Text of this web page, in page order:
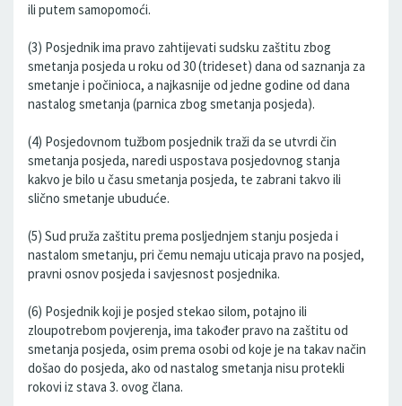
ili putem samopomoći.
(3) Posjednik ima pravo zahtijevati sudsku zaštitu zbog
smetanja posjeda u roku od 30 (trideset) dana od saznanja za
smetanje i počinioca, a najkasnije od jedne godine od dana
nastalog smetanja (parnica zbog smetanja posjeda).
(4) Posjedovnom tužbom posjednik traži da se utvrdi čin
smetanja posjeda, naredi uspostava posjedovnog stanja
kakvo je bilo u času smetanja posjeda, te zabrani takvo ili
slično smetanje ubuduće.
(5) Sud pruža zaštitu prema posljednjem stanju posjeda i
nastalom smetanju, pri čemu nemaju uticaja pravo na posjed,
pravni osnov posjeda i savjesnost posjednika.
(6) Posjednik koji je posjed stekao silom, potajno ili
zloupotrebom povjerenja, ima također pravo na zaštitu od
smetanja posjeda, osim prema osobi od koje je na takav način
došao do posjeda, ako od nastalog smetanja nisu protekli
rokovi iz stava 3. ovog člana.